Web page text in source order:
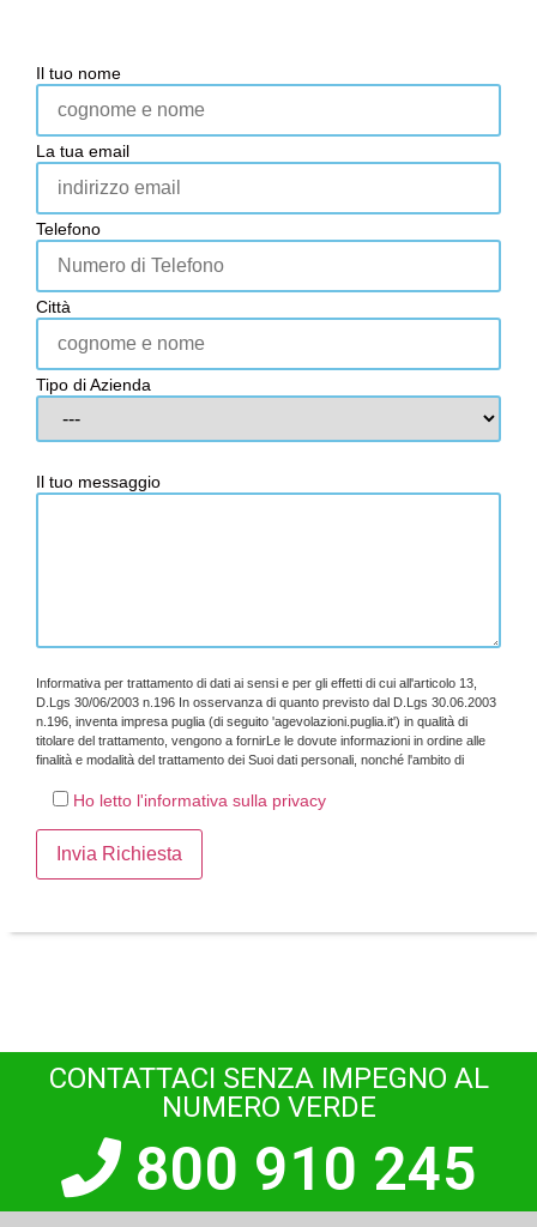
Il tuo nome
La tua email
Telefono
Città
Tipo di Azienda
Il tuo messaggio
Informativa per trattamento di dati ai sensi e per gli effetti di cui all'articolo 13,
D.Lgs 30/06/2003 n.196 In osservanza di quanto previsto dal D.Lgs 30.06.2003
n.196, inventa impresa puglia (di seguito 'agevolazioni.puglia.it') in qualità di
titolare del trattamento, vengono a fornirLe le dovute informazioni in ordine alle
finalità e modalità del trattamento dei Suoi dati personali, nonché l'ambito di
del loro conferimento.
Ho letto l'informativa sulla privacy
CONTATTACI SENZA IMPEGNO AL
NUMERO VERDE
800 910 245